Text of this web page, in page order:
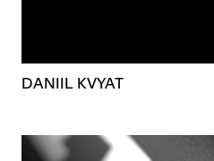
DANIIL KVYAT